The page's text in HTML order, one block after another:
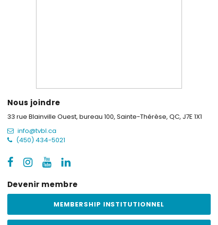
Nous joindre
33 rue Blainville Ouest, bureau 100, Sainte-Thérèse, QC, J7E 1X1
info@tvbl.ca
(450) 434-5021
Devenir membre
MEMBERSHIP INSTITUTIONNEL